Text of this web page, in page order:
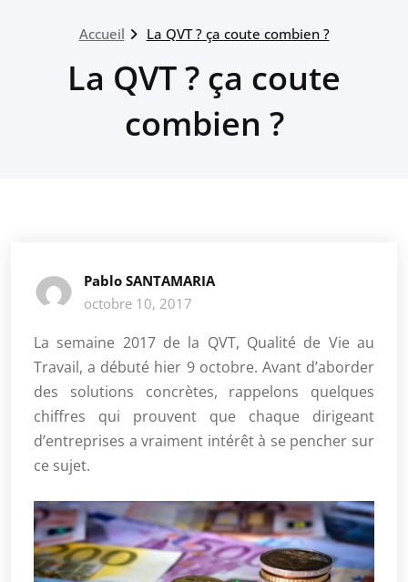
Accueil La QVT ? ça coute combien ?
La QVT ? ça coute
combien ?
Pablo SANTAMARIA
octobre 10, 2017
La semaine 2017 de la QVT, Qualité de Vie au
Travail, a débuté hier 9 octobre. Avant d’aborder
des solutions concrètes, rappelons quelques
chiffres qui prouvent que chaque dirigeant
d’entreprises a vraiment intérêt à se pencher sur
ce sujet.